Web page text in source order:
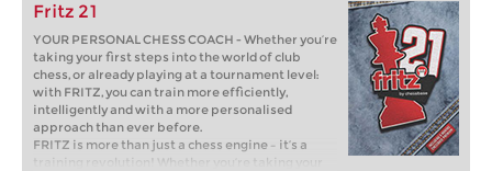
Fritz 21
YOUR PERSONAL CHESS COACH - Whether you’re
taking your first steps into the world of club
chess, or already playing at a tournament level:
with FRITZ, you can train more efficiently,
intelligently and with a more personalised
approach than ever before.
FRITZ is more than just a chess engine – it’s a
training revolution! Whether you’re taking your